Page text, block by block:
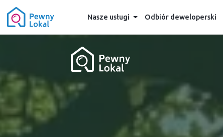
Nasze usługi Odbiór deweloperski